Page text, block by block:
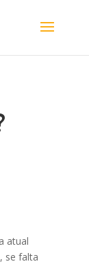
atual
se falta